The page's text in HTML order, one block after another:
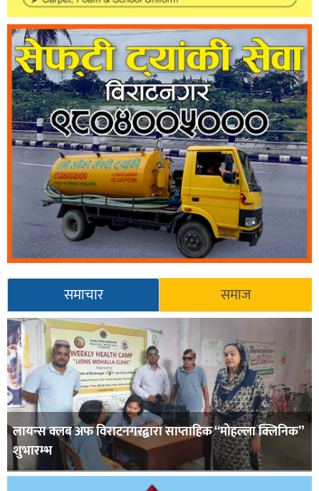
समाचार समाज
लायन्स क्लब अफ विराटनगरद्वारा साप्ताहिक “मोहल्ला क्लिनिक”
शुभारम्भ